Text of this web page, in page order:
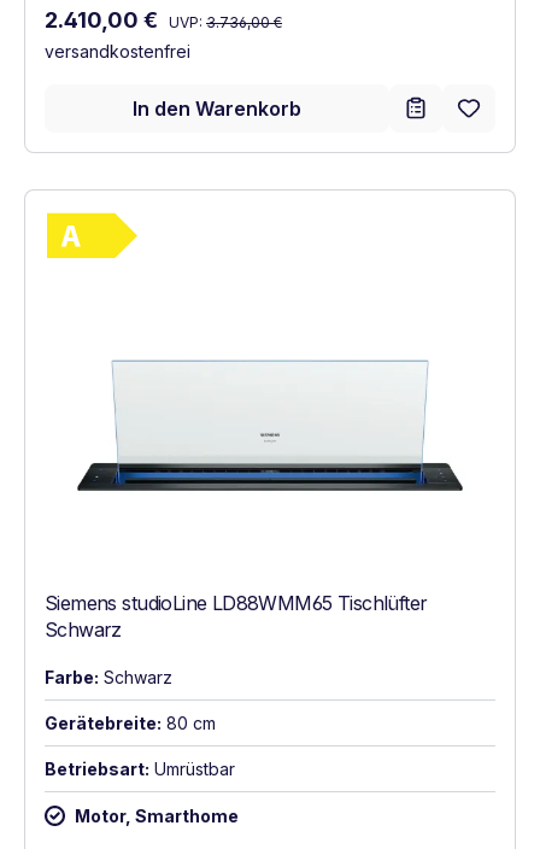
Verkaufspreis:
2.410,00 € Regulärer Preis:
UVP: 3.736,00 €
versandkostenfrei
In den Warenkorb
Siemens studioLine LD88WMM65 Tischlüfter
Schwarz
Farbe: Schwarz
Gerätebreite: 80 cm
Betriebsart: Umrüstbar
Motor, Smarthome